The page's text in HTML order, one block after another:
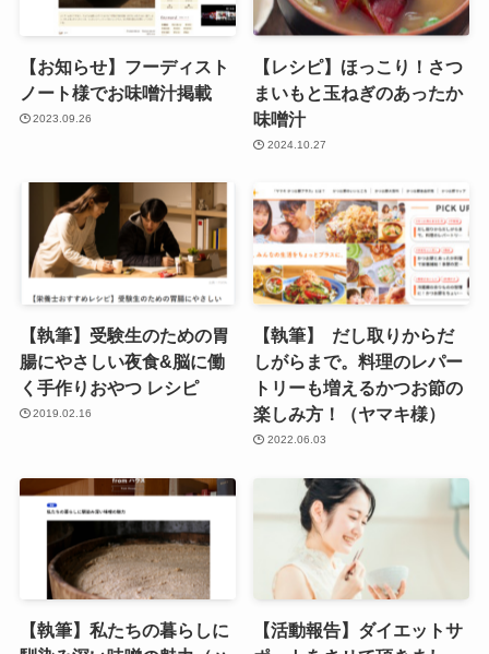
【お知らせ】フーディスト
ノート様でお味噌汁掲載
2023.09.26
【レシピ】ほっこり！さつ
まいもと玉ねぎのあったか
味噌汁
2024.10.27
【執筆】受験生のための胃
腸にやさしい夜食&脳に働
く手作りおやつ レシピ
2019.02.16
【執筆】 だし取りからだ
しがらまで。料理のレパー
トリーも増えるかつお節の
楽しみ方！（ヤマキ様）
2022.06.03
【執筆】私たちの暮らしに
【活動報告】ダイエットサ